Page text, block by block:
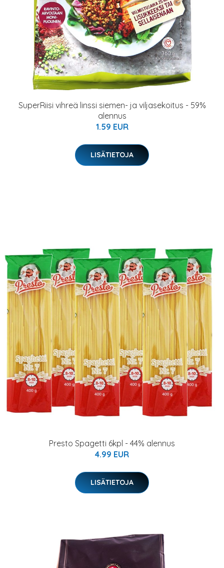
SuperRiisi vihreä linssi siemen- ja viljasekoitus - 59%
alennus
1.59 EUR
LISÄTIETOJA
Presto Spagetti 6kpl - 44% alennus
4.99 EUR
LISÄTIETOJA